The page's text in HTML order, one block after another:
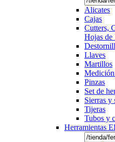
Alicates
Cajas
Cutters,
Hojas de
Llaves
Martillos
Pinzas
Set de
Sierras y
Tijeras
Tubos y
Herramientas